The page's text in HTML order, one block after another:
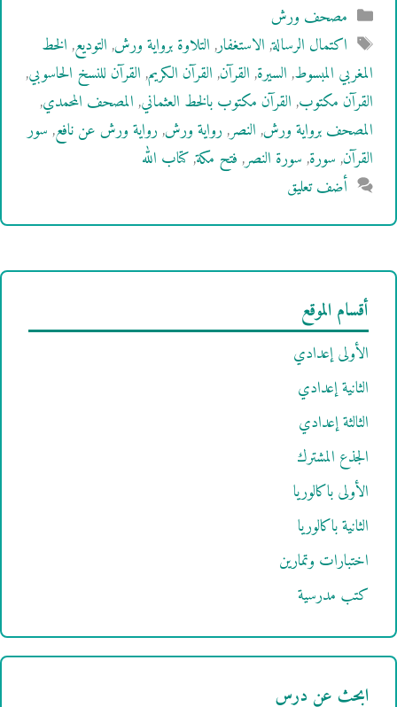
التصنيفات
مصحف ورش
الوسوم
اكتمال الرسالة,الاستغفار,التلاوة برواية ورش,التوديع,الخط
المغربي المبسوط,السيرة,القرآن,القرآن الكريم,القرآن للنسخ الحاسوبي,
القرآن مكتوب,القرآن مكتوب بالخط العثماني,المصحف المحمدي,
المصحف برواية ورش,النصر,رواية ورش,رواية ورش عن نافع,سور
القرآن,سورة,سورة النصر,فتح مكة,كتاب الله
أضف تعليق
أقسام الموقع
الأولى إعدادي
الثانية إعدادي
الثالثة إعدادي
الجذع المشترك
الأولى باكالوريا
الثانية باكالوريا
اختبارات وتمارين
كتب مدرسية
ابحث عن درس